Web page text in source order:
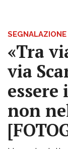
SEGNALAZIONE
«Tra
via
non